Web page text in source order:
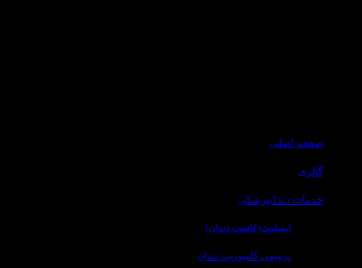
صفحه اصلی
گالری
خدمات دندانپزشکی
ایمپلنت(کاشت دندان)
ترمیمی کامپوزیت دندان